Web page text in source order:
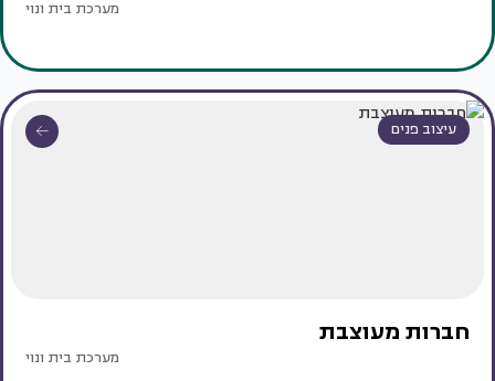
מערכת בית ונוי
עיצוב פנים
חברות מעוצבת
מערכת בית ונוי